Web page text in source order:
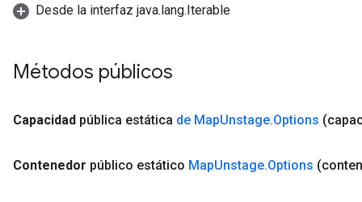
Desde la interfaz java.lang.Iterable
Métodos públicos
Capacidad pública estática de MapUnstage.Options
Contenedor público estático MapUnstage.Options